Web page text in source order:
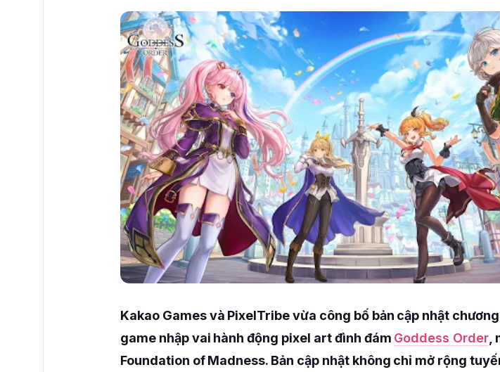
Kakao Games và PixelTribe vừa công bố bản cập nhật
game nhập vai hành động pixel art đình đám Goddess Order
Foundation of Madness. Bản cập nhật không chỉ mở rộng